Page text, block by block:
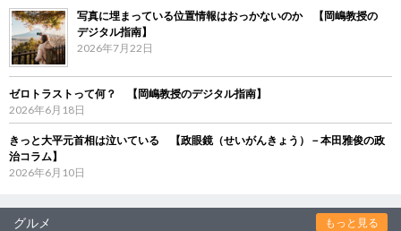
写真に埋まっている位置情報はおっかないのか 【岡嶋教授の
デジタル指南】
2026年7月22日
ゼロトラストって何？ 【岡嶋教授のデジタル指南】
2026年6月18日
きっと大平元首相は泣いている 【政眼鏡（せいがんきょう）－本田雅俊の政
治コラム】
2026年6月10日
グルメ もっと見る